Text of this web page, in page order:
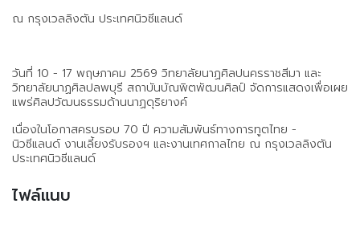
ณ กรุงเวลลิงตัน ประเทศนิวซีแลนด์
วันที่ 10 - 17 พฤษภาคม 2569 วิทยาลัยนาฏศิลปนครราชสีมา และ
วิทยาลัยนาฏศิลปลพบุรี สถาบันบัณพิตพัฒนศิลป์ จัดการแสดงเพื่อเผย
แพร่ศิลปวัฒนธรรมด้านนาฏดุริยางค์
เนื่องในโอกาสครบรอบ 70 ปี ความสัมพันธ์ทางการทูตไทย -
นิวซีแลนด์ งานเลี้ยงรับรองฯ และงานเทศกาลไทย ณ กรุงเวลลิงตัน
ประเทศนิวซีแลนด์
ไฟล์แนบ